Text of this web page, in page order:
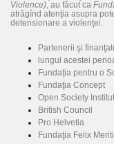
Violence), au făcut ca
atrăgînd atenţia asupra
detensionare a violenţei.
Partenerii şi
lungul acestei
Fundaţia pentru o
Fundaţia Concept
Open Society
British Council
Pro Helvetia
Fundaţia Felix